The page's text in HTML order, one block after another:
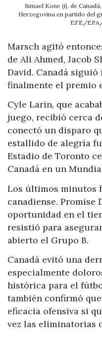
Ismael Kone (i), de
Herzegovina en partido del
EFE/
Marsch agitó
de Ali Ahmed, Jacob
David. Canadá
finalmente el premio
Cyle Larin, que
juego, recibió cerca
conectó un disparo
estallido de alegría
Estadio de Toronto
Canadá en un
Los últimos minutos
canadiense. Promise
oportunidad en el
resistió para
abierto el Grupo B.
Canadá evitó una
especialmente
histórica para el
también confirmó
eficacia ofensiva si
vez las eliminatorias